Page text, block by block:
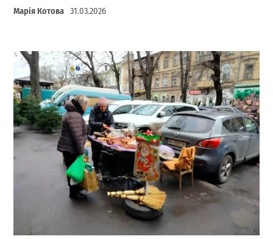
Марія Котова 31.03.2026